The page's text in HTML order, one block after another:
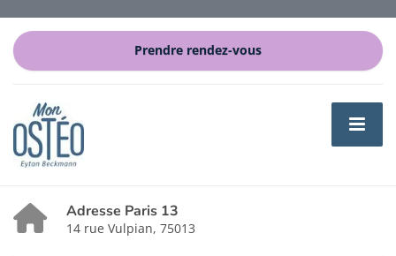
Prendre rendez-vous
Adresse Paris 13
14 rue Vulpian, 75013